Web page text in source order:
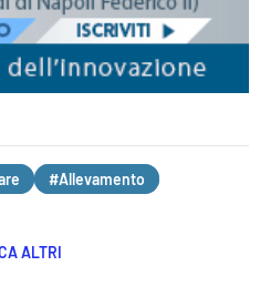
#Allevamento
ALTRI